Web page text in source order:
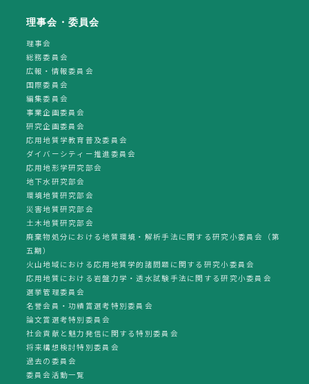
理事会・委員会
理事会
総務委員会
広報・情報委員会
国際委員会
編集委員会
事業企画委員会
研究企画委員会
応用地質学教育普及委員会
ダイバーシティー推進委員会
応用地形学研究部会
地下水研究部会
環境地質研究部会
災害地質研究部会
土木地質研究部会
廃棄物処分における地質環境・解析手法に関する研究小委員会（第
五期）
火山地域における応用地質学的諸問題に関する研究小委員会
応用地質における岩盤力学・透水試験手法に関する研究小委員会
選挙管理委員会
名誉会員・功績賞選考特別委員会
論文賞選考特別委員会
社会貢献と魅力発信に関する特別委員会
将来構想検討特別委員会
過去の委員会
委員会活動一覧